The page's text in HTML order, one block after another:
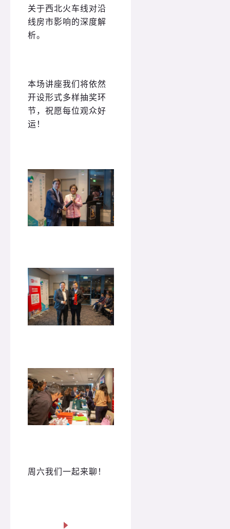
关于西北火车线对沿
线房市影响的深度解
析。
本场讲座我们将依然
开设形式多样抽奖环
节，祝愿每位观众好
运！
周六我们一起来聊！